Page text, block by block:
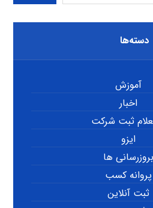
دسته‌ها
آموزش
اخبار
ثبت شرکت
ایزو
بروزرسانی ها
پروانه کسب
ثبت آنلاین